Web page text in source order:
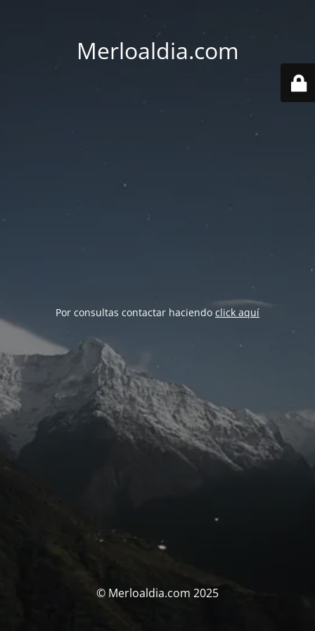
Merloaldia.com
Por consultas contactar haciendo click aquí
© Merloaldia.com 2025